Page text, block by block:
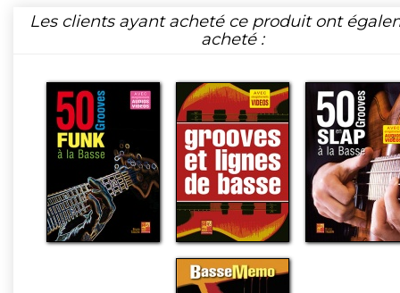
Les clients ayant acheté ce produit ont
acheté :